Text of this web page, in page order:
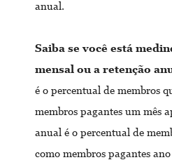
anual.
Saiba se você está
mensal ou a retenção
é o percentual de membros
membros pagantes um mês
anual é o percentual de
como membros pagantes